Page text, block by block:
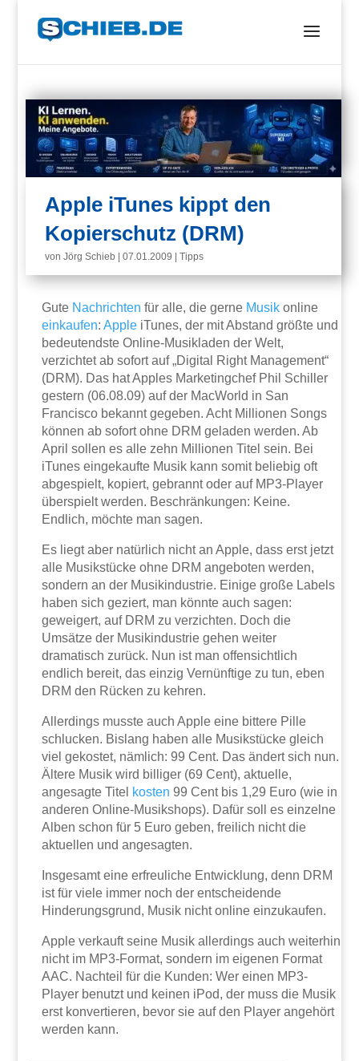
Apple iTunes kippt den
Kopierschutz (DRM)
vonJörg Schieb |07.01.2009 |Tipps
Gute Nachrichten für alle, die gerne Musik online
einkaufen:Apple iTunes, der mit Abstand größte und
bedeutendste Online-Musikladen der Welt,
verzichtet ab sofort auf „Digital Right Management“
(DRM). Das hat Apples Marketingchef Phil Schiller
gestern (06.08.09) auf der MacWorld in San
Francisco bekannt gegeben. Acht Millionen Songs
können ab sofort ohne DRM geladen werden. Ab
April sollen es alle zehn Millionen Titel sein. Bei
iTunes eingekaufte Musik kann somit beliebig oft
abgespielt, kopiert, gebrannt oder auf MP3-Player
überspielt werden. Beschränkungen: Keine.
Endlich, möchte man sagen.
Es liegt aber natürlich nicht an Apple, dass erst jetzt
alle Musikstücke ohne DRM angeboten werden,
sondern an der Musikindustrie. Einige große Labels
haben sich geziert, man könnte auch sagen:
geweigert, auf DRM zu verzichten. Doch die
Umsätze der Musikindustrie gehen weiter
dramatisch zurück. Nun ist man offensichtlich
endlich bereit, das einzig Vernünftige zu tun, eben
DRM den Rücken zu kehren.
Allerdings musste auch Apple eine bittere Pille
schlucken. Bislang haben alle Musikstücke gleich
viel gekostet, nämlich: 99 Cent. Das ändert sich nun.
Ältere Musik wird billiger (69 Cent), aktuelle,
angesagte Titel kosten 99 Cent bis 1,29 Euro (wie in
anderen Online-Musikshops). Dafür soll es einzelne
Alben schon für 5 Euro geben, freilich nicht die
aktuellen und angesagten.
Insgesamt eine erfreuliche Entwicklung, denn DRM
ist für viele immer noch der entscheidende
Hinderungsgrund, Musik nicht online einzukaufen.
Apple verkauft seine Musik allerdings auch weiterhin
nicht im MP3-Format, sondern im eigenen Format
AAC. Nachteil für die Kunden: Wer einen MP3-
Player benutzt und keinen iPod, der muss die Musik
erst konvertieren, bevor sie auf den Player angehört
werden kann.